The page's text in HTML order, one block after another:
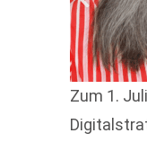
Zum 1.